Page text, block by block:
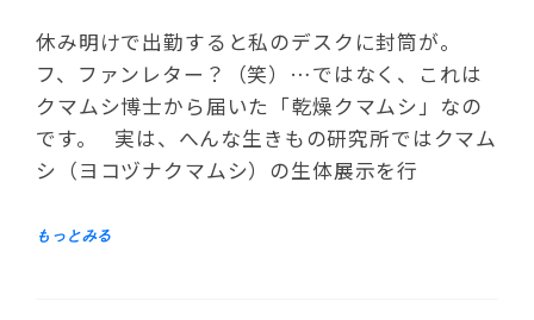
休み明けで出勤すると私のデスクに封筒が。
フ、ファンレター？（笑）…ではなく、これは
クマムシ博士から届いた「乾燥クマムシ」なの
です。 実は、へんな生きもの研究所ではクマム
シ（ヨコヅナクマムシ）の生体展示を行